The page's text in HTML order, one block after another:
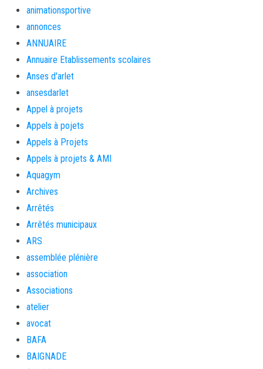
animationsportive
annonces
ANNUAIRE
Annuaire Etablissements scolaires
Anses d'arlet
ansesdarlet
Appel à projets
Appels à pojets
Appels à Projets
Appels à projets & AMI
Aquagym
Archives
Arrêtés
Arrêtés municipaux
ARS
assemblée plénière
association
Associations
atelier
avocat
BAFA
BAIGNADE